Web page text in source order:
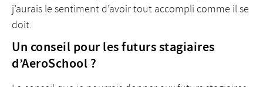
j’aurais le sentiment d’avoir tout accompli comme il se
doit.
Un conseil pour les futurs stagiaires
d’AeroSchool ?